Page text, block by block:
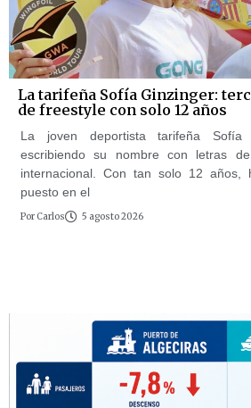
La tarifeña Sofía Ginzinger:
de freestyle con solo 12 años
La joven deportista tarifeña Sofía
escribiendo su nombre con letras
internacional. Con tan solo 12 años,
puesto en el
Por Carlos 5 agosto 2026